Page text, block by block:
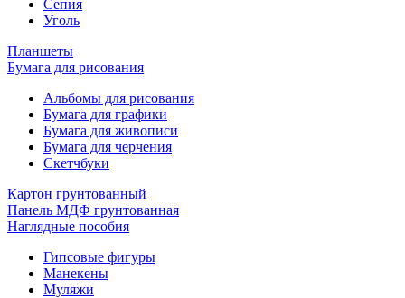
Сепия
Уголь
Планшеты
Бумага для рисования
Альбомы для рисования
Бумага для графики
Бумага для живописи
Бумага для черчения
Скетчбуки
Картон грунтованный
Панель МДФ грунтованная
Наглядные пособия
Гипсовые фигуры
Манекены
Муляжи